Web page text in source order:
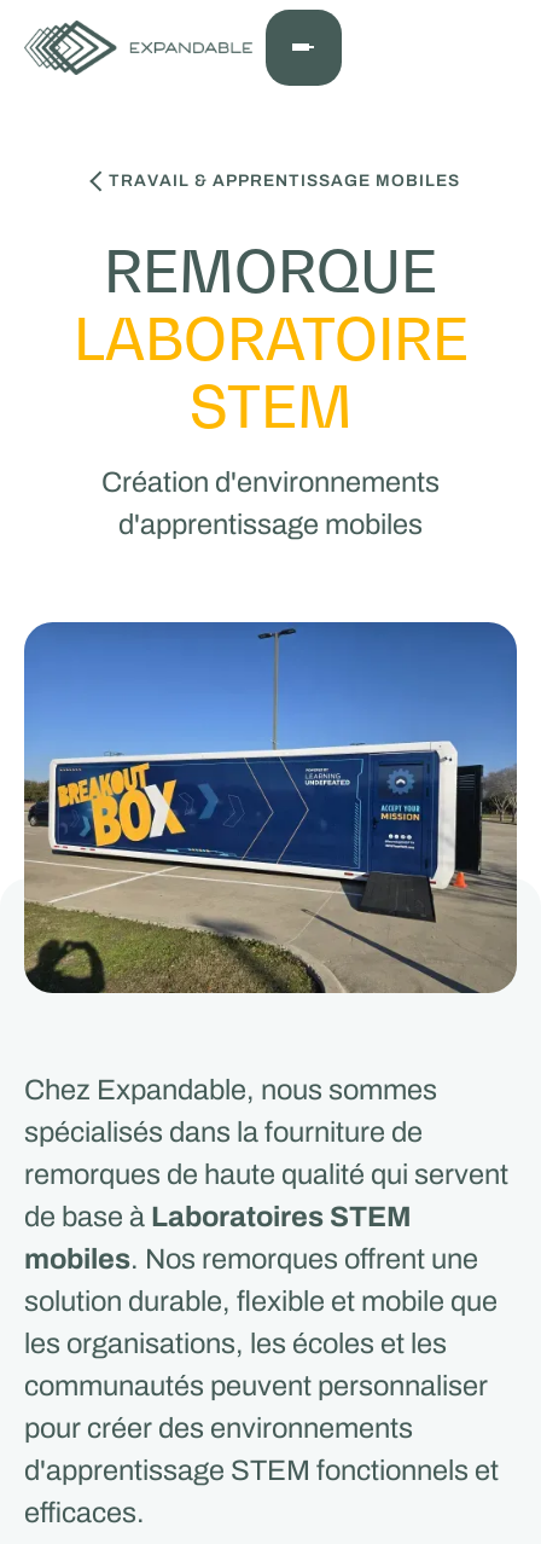
TRAVAIL & APPRENTISSAGE MOBILES
REMORQUE
LABORATOIRE
STEM
Création d'environnements
d'apprentissage mobiles
Chez Expandable, nous sommes
spécialisés dans la fourniture de
remorques de haute qualité qui servent
de base à Laboratoires STEM
mobiles. Nos remorques offrent une
solution durable, flexible et mobile que
les organisations, les écoles et les
communautés peuvent personnaliser
pour créer des environnements
d'apprentissage STEM fonctionnels et
efficaces.